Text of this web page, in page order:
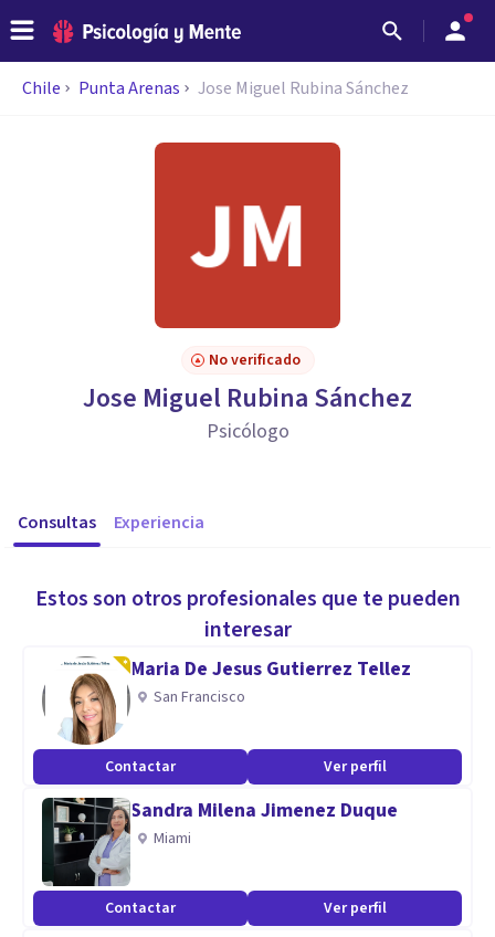
Chile Punta Arenas Jose Miguel Rubina Sánchez
No verificado
Jose Miguel Rubina Sánchez
Psicólogo
Consultas Experiencia
Estos son otros profesionales que te pueden
interesar
Maria De Jesus Gutierrez Tellez
San Francisco
Contactar Ver perfil
Sandra Milena Jimenez Duque
Miami
Contactar Ver perfil